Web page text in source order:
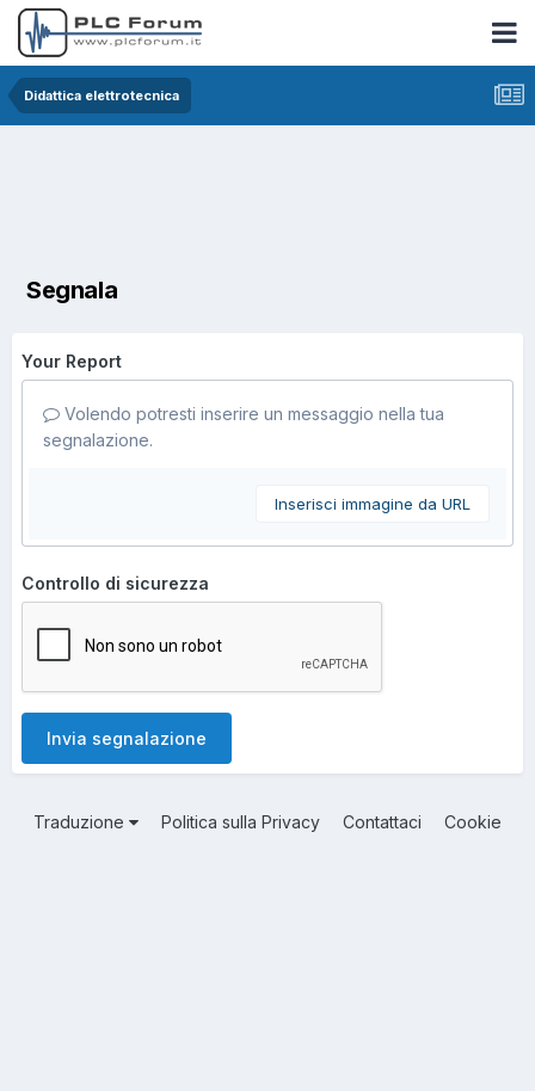
Didattica elettrotecnica
Segnala
Your Report
Volendo potresti inserire un messaggio nella tua
segnalazione.
Inserisci immagine da URL
Controllo di sicurezza
Invia segnalazione
Traduzione Politica sulla Privacy Contattaci Cookie